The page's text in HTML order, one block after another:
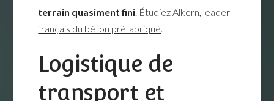
terrain quasiment fini. ÉtudiezAlkern, leader
français du béton préfabriqué.
Logistique de
transport et